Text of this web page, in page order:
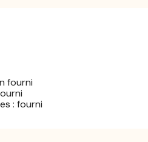
fourni
Couvertures : fourni